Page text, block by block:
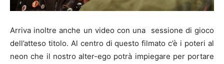
Arriva inoltre anche un video con una sessione di gioco
dell’atteso titolo. Al centro di questo filmato c’è i poteri al
neon che il nostro alter-ego potrà impiegare per portare